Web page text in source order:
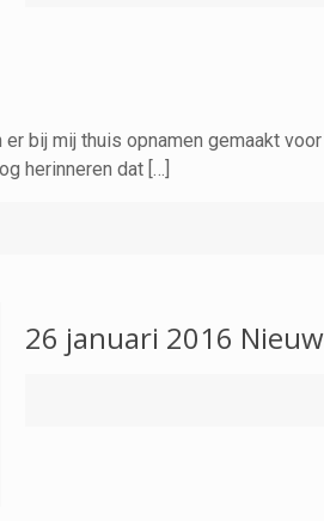
bij mij thuis opnamen gemaakt
herinneren dat […]
26 januari 2016